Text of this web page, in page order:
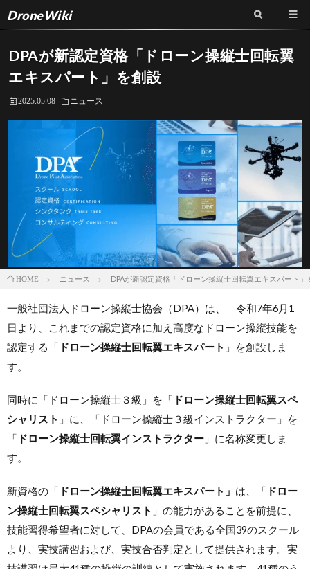
DroneWiki
DPAが新認定資格「ドローン操縦士回転翼
エキスパート」を創設
2025.05.08 ニュース
HOME ニュース DPAが新認定資格「ドローン操縦士回転翼エキスパート」
一般社団法人ドローン操縦士協会（DPA）は、 令和7年6月1
日より、これまでの認定資格に加え高度なドローン操縦技能を
認定する「 ドローン操縦士回転翼エキスパート 」を創設しま
す。
同時に「ドローン操縦士３級」を「 ドローン操縦士回転翼スペ
シャリスト 」に、「ドローン操縦士３級インストラクター」を
「 ドローン操縦士回転翼インストラクター 」に名称変更しま
す。
新資格の「 ドローン操縦士回転翼エキスパート」 は、「 ドロー
ン操縦士回転翼スペシャリスト 」の能力があることを前提に、
技能習得希望者に対して、DPAの会員である全国39のスクール
より、実技講習および、実技合否判定として提供されます。実